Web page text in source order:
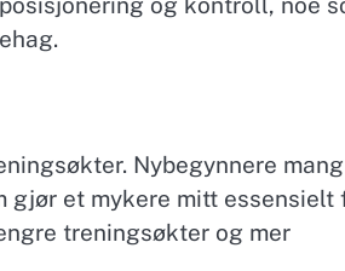
Nybegynnere
gjør et mykere mitt essensielt
treningsøkter og mer